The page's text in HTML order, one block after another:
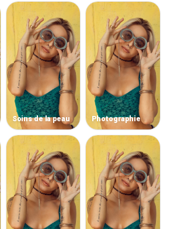
Soins de la peau Photographie